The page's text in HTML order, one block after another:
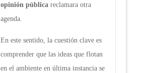
opinión pública reclamara otra
agenda.
En este sentido, la cuestión clave es
comprender que las ideas que flotan
en el ambiente en última instancia se